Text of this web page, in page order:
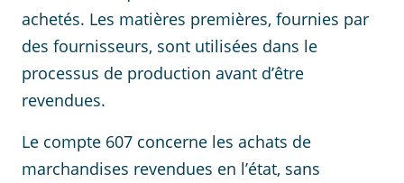
achetés. Les matières premières, fournies par
des fournisseurs, sont utilisées dans le
processus de production avant d’être
revendues.
Le compte 607 concerne les achats de
marchandises revendues en l’état, sans